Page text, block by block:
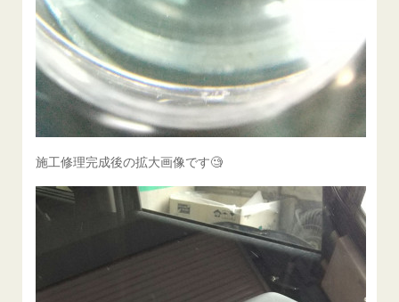
施工修理完成後の拡大画像です🧐